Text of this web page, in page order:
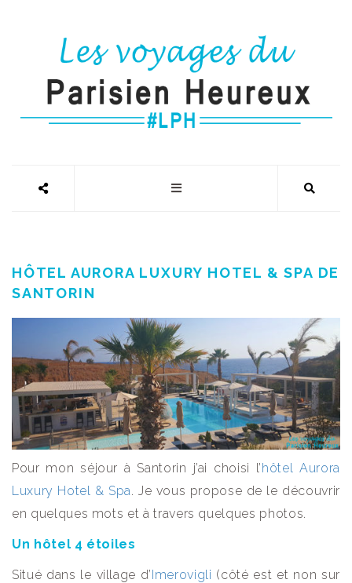
HÔTEL AURORA LUXURY HOTEL & SPA DE
SANTORIN
Pour mon séjour à Santorin j’ai choisi l’hôtel Aurora
Luxury Hotel & Spa . Je vous propose de le découvrir
en quelques mots et à travers quelques photos.
Un hôtel 4 étoiles
Situé dans le village d’Imerovigli (côté est et non sur